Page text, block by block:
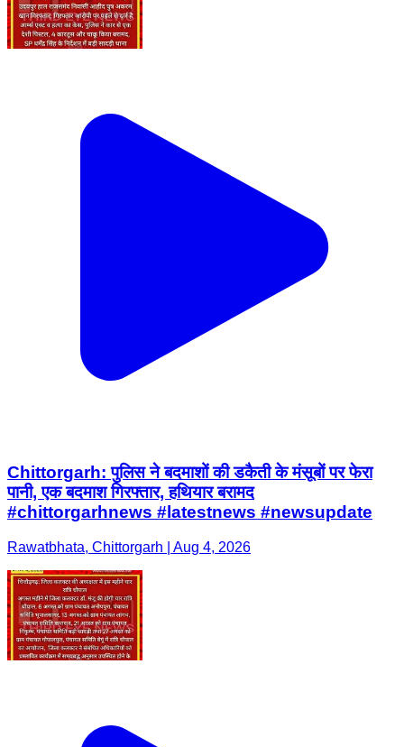
Chittorgarh: पुलिस ने बदमाशों की डकैती के मंसूबों पर फेरा
पानी, एक बदमाश गिरफ्तार, हथियार बरामद
#chittorgarhnews #latestnews #newsupdate
Rawatbhata, Chittorgarh | Aug 4, 2026